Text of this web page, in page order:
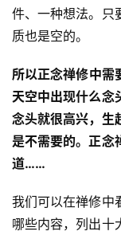
八
点
僧
音
高
僧
访
心
件、一种想法。只
质也是空的。
所以正念禅修中
天空中出现什么念
念头就很高兴，生
是不需要的。正念
道……
我们可以在禅修中
哪些内容，列出十